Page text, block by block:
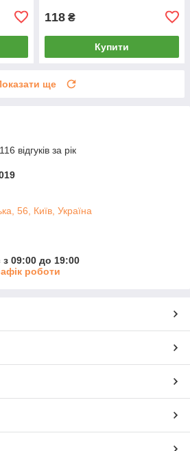
118 ₴
Купити
ще
відгуків за рік
56, Київ, Україна
09:00 до 19:00
роботи